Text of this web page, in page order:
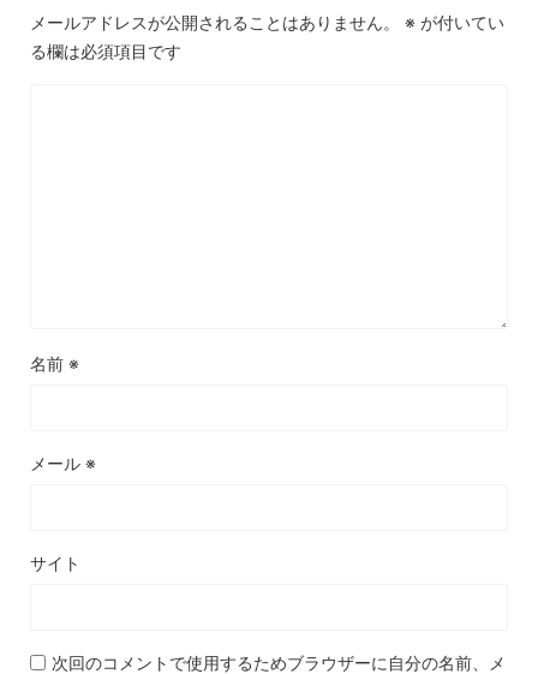
メールアドレスが公開されることはありません。 ※ が付いてい
る欄は必須項目です
名前 ※
メール ※
サイト
次回のコメントで使用するためブラウザーに自分の名前、メ